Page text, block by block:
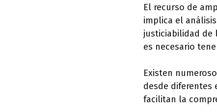
El recurso de
implica el
justiciabilidad de
es necesario
Existen
desde diferentes
facilitan la